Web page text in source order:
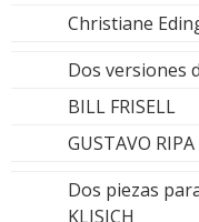
Christiane
Dos versiones
BILL FRISELL
GUSTAVO RIPA
Dos piezas
KLISICH